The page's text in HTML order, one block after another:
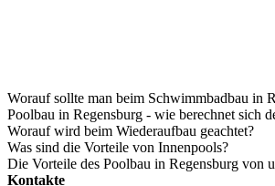
Worauf sollte man beim Schwimmbadbau in
Poolbau in Regensburg - wie berechnet sich
Worauf wird beim Wiederaufbau geachtet?
Was sind die Vorteile von Innenpools?
Die Vorteile des Poolbau in Regensburg von
Kontakte